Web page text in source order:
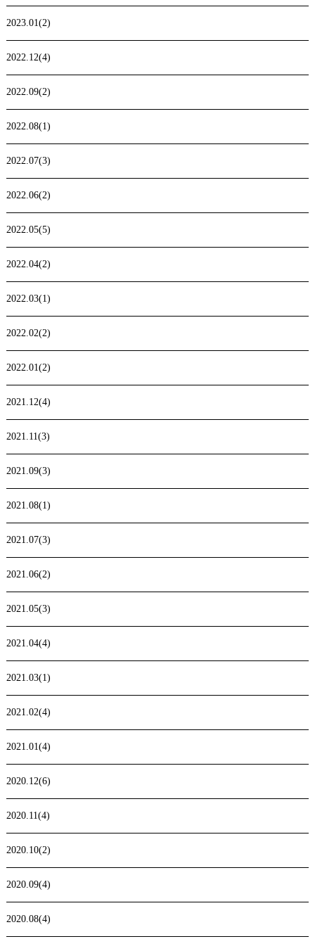
2023.01(2)
2022.12(4)
2022.09(2)
2022.08(1)
2022.07(3)
2022.06(2)
2022.05(5)
2022.04(2)
2022.03(1)
2022.02(2)
2022.01(2)
2021.12(4)
2021.11(3)
2021.09(3)
2021.08(1)
2021.07(3)
2021.06(2)
2021.05(3)
2021.04(4)
2021.03(1)
2021.02(4)
2021.01(4)
2020.12(6)
2020.11(4)
2020.10(2)
2020.09(4)
2020.08(4)